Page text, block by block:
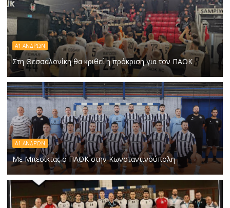
Α1 ΑΝΔΡΏΝ
Στη Θεσσαλονίκη θα κριθεί η πρόκριση για τον ΠΑΟΚ
A1 ΑΝΔΡΏΝ
Με Μπεσίκτας ο ΠΑΟΚ στην Κωνσταντινούπολη